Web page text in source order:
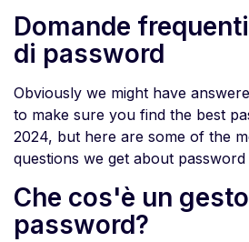
Domande
di password
Obviously we might have
to make sure you find the best
2024, but here are some of the
questions we get about password
Che cos'è un
password?